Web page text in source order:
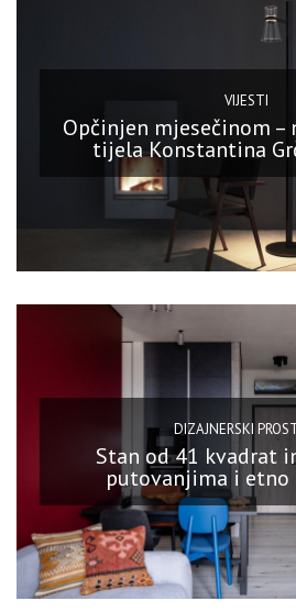
VIJESTI
Opčinjen mjesečinom –
tijela Konstantina
DIZAJNERSKI
Stan od 41 kvadrat
putovanjima i